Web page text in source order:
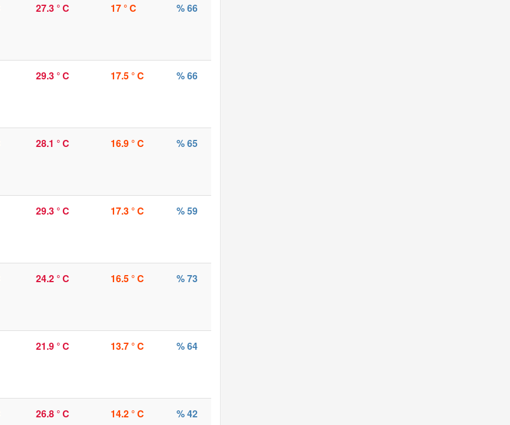
27.3 ° C 17 ° C % 66
29.3 ° C 17.5 ° C % 66
28.1 ° C 16.9 ° C % 65
29.3 ° C 17.3 ° C % 59
24.2 ° C 16.5 ° C % 73
21.9 ° C 13.7 ° C % 64
26.8 ° C 14.2 ° C % 42